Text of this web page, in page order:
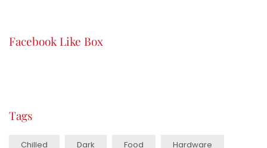
Facebook Like Box
Tags
Chilled Dark Food Hardware